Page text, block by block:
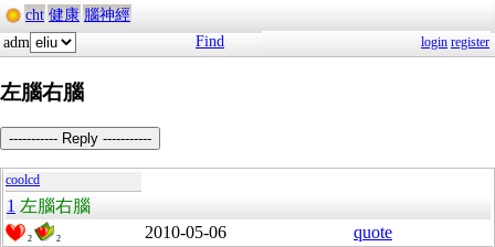
cht 健康 腦神經
adm
Find login register
左腦右腦
----------- Reply -----------
coolcd
1 左腦右腦
2 2 2010-05-06 quote